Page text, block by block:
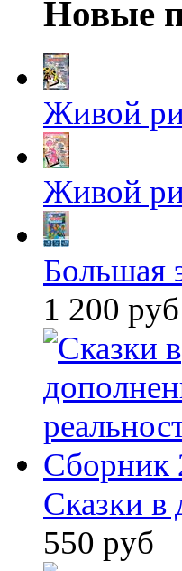
Новые
Живой
Живой
Большая
1 200 руб
Сказки в
550 руб